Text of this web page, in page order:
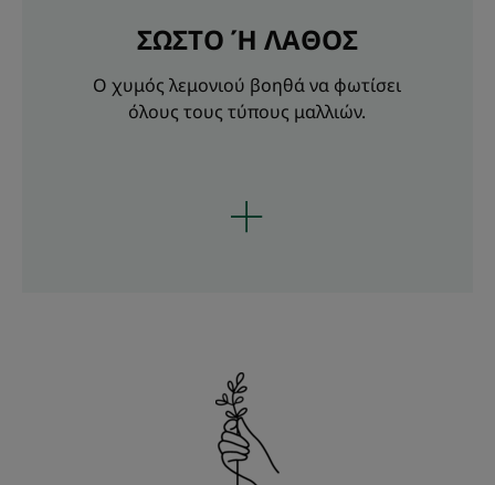
ΣΩΣΤΟ Ή ΛΑΘΟΣ
Ο χυμός λεμονιού βοηθά να φωτίσει
όλους τους τύπους μαλλιών.